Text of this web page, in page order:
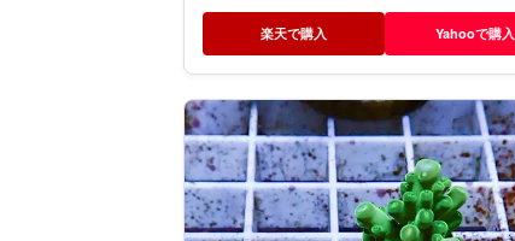
楽天で購入 Yahooで購入